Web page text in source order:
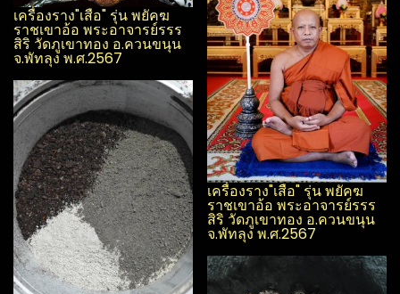
เครื่องราง"เสือ" รุ่น พยัคฆ
ราชเขาอ้อ พระอาจารย์รรร​
สิริ​ วัดภูเขาทอง อ.ควนขนุน​
จ.พัทลุง​ พ.ศ.2567
เครื่องราง"เสือ" รุ่น พยัคฆ
ราชเขาอ้อ พระอาจารย์รรร​
สิริ​ วัดภูเขาทอง อ.ควนขนุน​
จ.พัทลุง​ พ.ศ.2567